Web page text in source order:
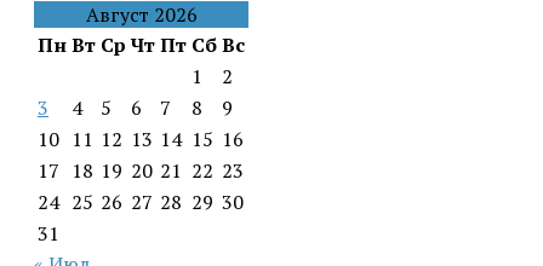
Август 2026
ПнВт Ср ЧтПт СбВс
1
2
3
4 5 6 7 8
9
10 11 12 13 14 15 16
17 18 19 20 21 22 23
24 25 26 27 28 29 30
31